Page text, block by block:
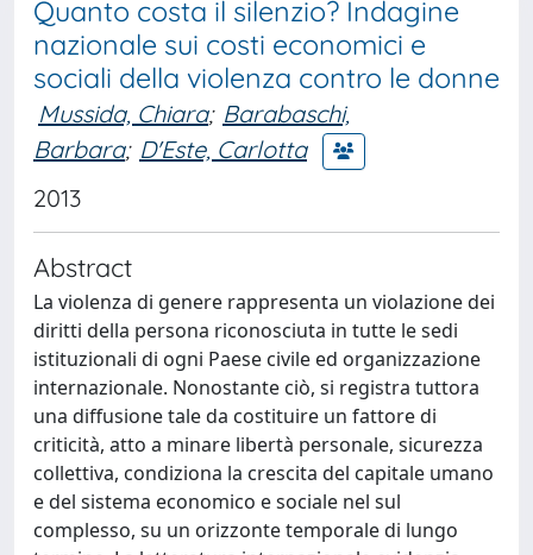
Quanto costa il silenzio? Indagine
nazionale sui costi economici e
sociali della violenza contro le donne
Mussida, Chiara; Barabaschi,
Barbara; D'Este, Carlotta
2013
Abstract
La violenza di genere rappresenta un violazione dei
diritti della persona riconosciuta in tutte le sedi
istituzionali di ogni Paese civile ed organizzazione
internazionale. Nonostante ciò, si registra tuttora
una diffusione tale da costituire un fattore di
criticità, atto a minare libertà personale, sicurezza
collettiva, condiziona la crescita del capitale umano
e del sistema economico e sociale nel sul
complesso, su un orizzonte temporale di lungo